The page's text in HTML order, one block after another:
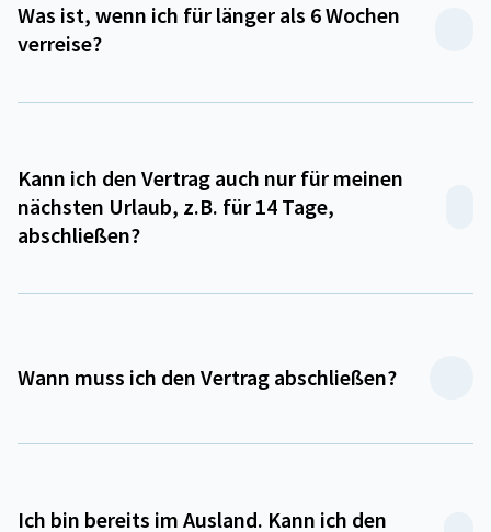
Was ist, wenn ich für länger als 6 Wochen
verreise?
Kann ich den Vertrag auch nur für meinen
nächsten Urlaub, z.B. für 14 Tage,
abschließen?
Wann muss ich den Vertrag abschließen?
Ich bin bereits im Ausland. Kann ich den